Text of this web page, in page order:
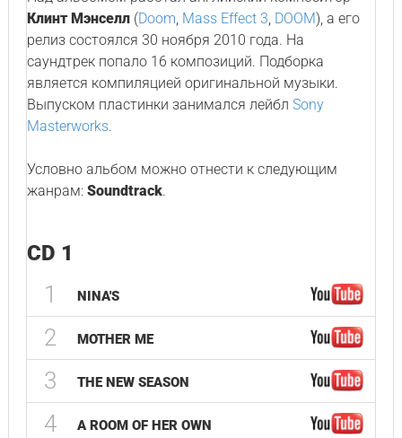
Клинт Мэнселл(Doom, Mass Effect 3, DOOM), а его
релиз состоялся 30 ноября 2010 года. На
саундтрек попало 16 композиций. Подборка
является компиляцией оригинальной музыки.
Выпуском пластинки занимался лейбл Sony
Masterworks.
Условно альбом можно отнести к следующим
жанрам: Soundtrack.
CD 1
1 NINA'S
2 MOTHER ME
3 THE NEW SEASON
4 A ROOM OF HER OWN